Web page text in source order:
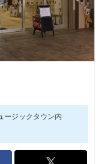
ージックタウン内